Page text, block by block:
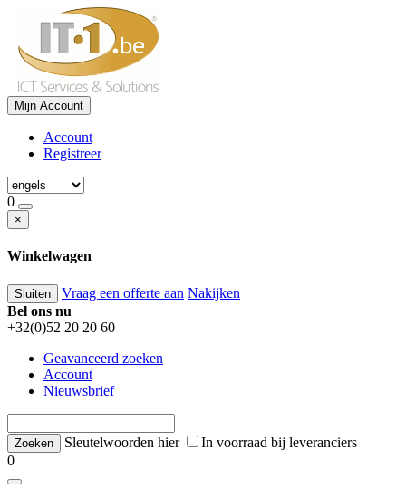
Mijn Account
Account
Registreer
0
×
Winkelwagen
Sluiten Vraag een offerte aan Nakijken
Bel ons nu
+32(0)52 20 20 60
Geavanceerd zoeken
Account
Nieuwsbrief
Sleutelwoorden hier
In voorraad bij leveranciers
0